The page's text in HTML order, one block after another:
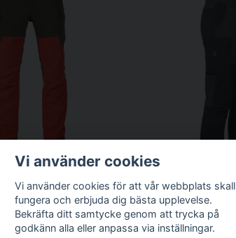
Pro byxor
Vi använder cookies
Vi använder cookies för att vår webbplats skall
fungera och erbjuda dig bästa upplevelse.
Bekräfta ditt samtycke genom att trycka på
godkänn alla eller anpassa via inställningar.